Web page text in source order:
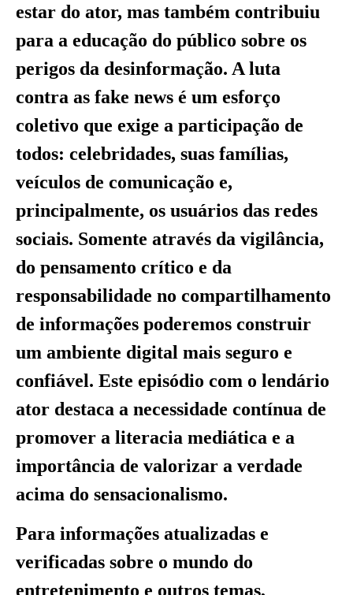
estar do ator, mas também contribuiu
para a educação do público sobre os
perigos da desinformação. A luta
contra as fake news é um esforço
coletivo que exige a participação de
todos: celebridades, suas famílias,
veículos de comunicação e,
principalmente, os usuários das redes
sociais. Somente através da vigilância,
do pensamento crítico e da
responsabilidade no compartilhamento
de informações poderemos construir
um ambiente digital mais seguro e
confiável. Este episódio com o lendário
ator destaca a necessidade contínua de
promover a literacia mediática e a
importância de valorizar a verdade
acima do sensacionalismo.
Para informações atualizadas e
verificadas sobre o mundo do
entretenimento e outros temas,